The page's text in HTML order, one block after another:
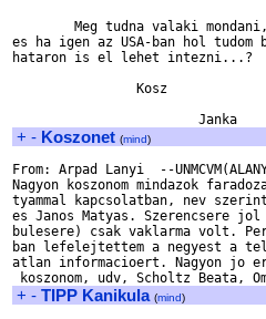
Meg tudna valaki
es ha igen az USA-ban hol
hataron is el lehet intezni...?
                Kosz
+ - Koszonet (mind)
From: Arpad Lanyi  --
Nagyon koszonom mindazok
tyammal kapcsolatban, nev
es Janos Matyas. Szerencsere
bulesere) csak vaklarma volt.
ban lefelejtettem a negyest a
atlan informacioert. Nagyon jo
+ - TIPP Kanikula (mind)